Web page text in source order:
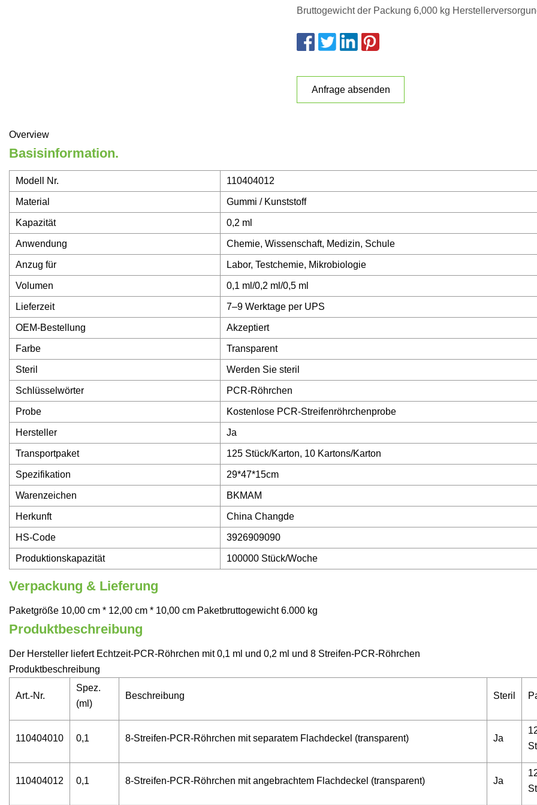
Bruttogewicht der Packung 6,000 kg
Anfrage absenden
Overview
Basisinformation.
Modell Nr. 110404012
Material Gummi / Kunststoff
Kapazität 0,2 ml
Anwendung Chemie, Wissenschaft, Medizin, Schule
Anzug für Labor, Testchemie, Mikrobiologie
Volumen 0,1 ml/0,2 ml/0,5 ml
Lieferzeit 7–9 Werktage per UPS
OEM-Bestellung Akzeptiert
Farbe Transparent
Steril Werden Sie steril
Schlüsselwörter PCR-Röhrchen
Probe Kostenlose PCR-Streifenröhrchenprobe
Hersteller Ja
Transportpaket 125 Stück/Karton, 10 Kartons/Karton
Spezifikation 29*47*15cm
Warenzeichen BKMAM
Herkunft China Changde
HS-Code 3926909090
Produktionskapazität 100000 Stück/Woche
Verpackung & Lieferung
Paketgröße 10,00 cm * 12,00 cm * 10,00 cm Paketbruttogewicht 6.000 kg
Produktbeschreibung
Der Hersteller liefert Echtzeit-PCR-Röhrchen mit 0,1 ml und 0,2 ml und 8 Streifen-PCR-Röhrchen
Produktbeschreibung
Art.-Nr.
Spez.
(ml)
Beschreibung Steril
110404010 0,1 8-Streifen-PCR-Röhrchen mit separatem Flachdeckel (transparent) Ja
110404012 0,1 8-Streifen-PCR-Röhrchen mit angebrachtem Flachdeckel (transparent) Ja